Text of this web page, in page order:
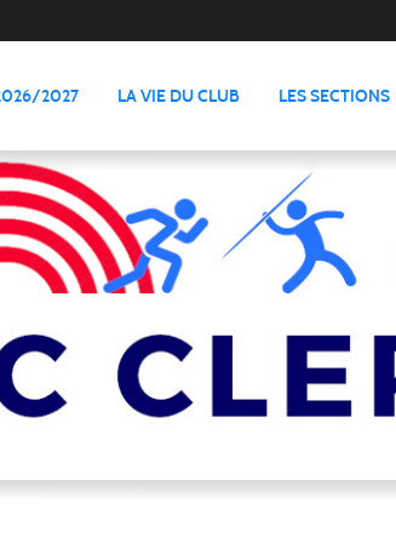
2027 LA VIE DU CLUB LES SECTIONS